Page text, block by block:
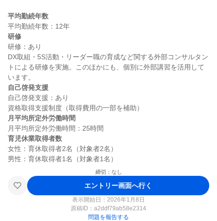
平均勤続年数
研修
研修：あり
DX取組・5S活動・リーダー職の育成など関する外部コンサルタン
トによる研修を実施。このほかにも、個別に外部講習を活用して
自己啓発支援
自己啓発支援：あり
月平均所定外労働時間
育児休業取得者数
女性：育休取得者2名（対象者2名）
締切：なし
エントリー画面へ行く
表示開始日：2026年1月8日
原稿ID： a2ddf79ab58e2314
問題を報告する